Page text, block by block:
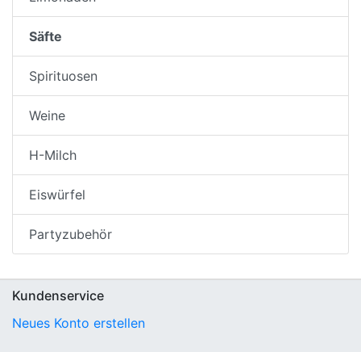
Säfte
Spirituosen
Weine
H-Milch
Eiswürfel
Partyzubehör
Kundenservice
Neues Konto erstellen